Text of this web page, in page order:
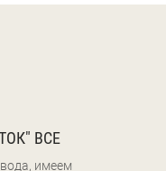
ВСЕ
имеем